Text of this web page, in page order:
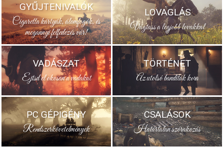
GYŰJTENIVALÓK
Cigaretta kártyák, álomfogók, és
megannyi felfedezés vár!
LOVAGLÁS
Vágtass a legjobb lovakkal
VADÁSZAT
Ejtsd el okosan a vadakat
TÖRTÉNET
Az utolsó banditák kora
PC GÉPIGÉNY
Rendszerkövetelmények
CSALÁSOK
Határtalan szórakozás